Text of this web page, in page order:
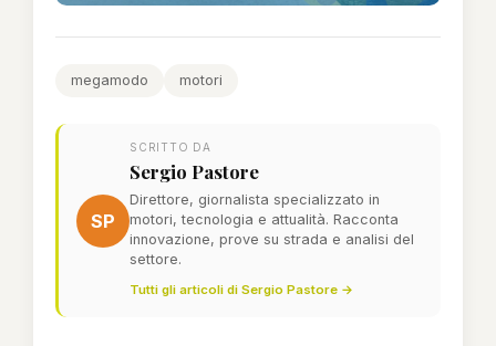
megamodo motori
SP
SCRITTO DA
Sergio Pastore
Direttore, giornalista specializzato in
motori, tecnologia e attualità. Racconta
innovazione, prove su strada e analisi del
settore.
Tutti gli articoli di Sergio Pastore →